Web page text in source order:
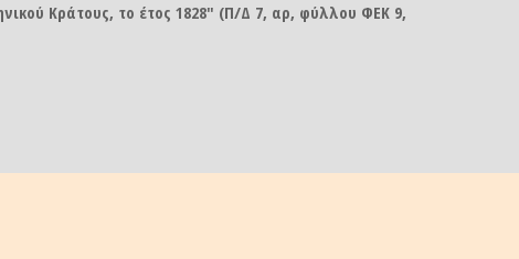
Κράτους, το έτος 1828″ (Π/Δ 7, αρ, φύλλου ΦΕΚ 9,